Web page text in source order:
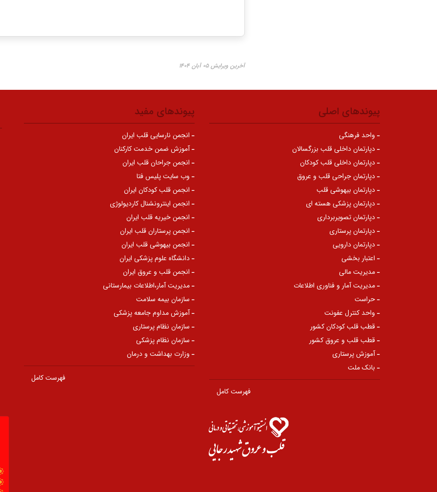
آخرین ویرایش ۰۵ آبان ۱۴۰۴
پیوندهای اصلی
واحد فرهنگی
دپارتمان داخلی قلب بزرگسالان
دپارتمان داخلی قلب کودکان
دپارتمان جراحی قلب و عروق
دپارتمان بیهوشی قلب
دپارتمان پزشکی هسته ای
دپارتمان تصویربرداری
دپارتمان پرستاری
دپارتمان دارویی
اعتبار بخشی
مدیریت مالی
مدیریت آمار و فناوری اطلاعات
حراست
واحد کنترل عفونت
قطب قلب کودکان کشور
قطب قلب و عروق کشور
آموزش پرستاری
بانک ملت
فهرست کامل
پیوندهای مفید
انجمن نارسایی قلب ایران
آموزش ضمن خدمت کارکنان
انجمن جراحان قلب ایران
وب سایت پلیس فتا
انجمن قلب کودکان ایران
انجمن اینترونشنال کاردیولوژی
انجمن خیریه قلب ایران
انجمن پرستاران قلب ایران
انجمن بیهوشی قلب ایران
دانشگاه علوم پزشکی ایران
انجمن قلب و عروق ایران
مدیریت آمار،اطلاعات بیمارستانی
سازمان بیمه سلامت
آموزش مداوم جامعه پزشکی
سازمان نظام پرستاری
سازمان نظام پزشکی
وزارت بهداشت و درمان
فهرست کامل